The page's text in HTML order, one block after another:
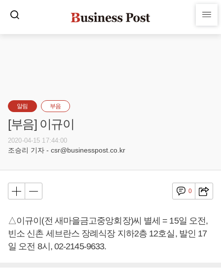
알림 부음
[부음] 이규이
2020-04-15 17:44:00
조승리 기자 - csr@businesspost.co.kr
0
△이규이(전 새마을금고중앙회장)씨 별세 = 15일 오전,
빈소 신촌 세브란스 장례식장 지하2층 12호실, 발인 17
일 오전 8시, 02-2145-9633.